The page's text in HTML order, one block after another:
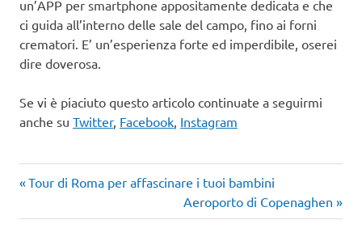
un’APP per smartphone appositamente dedicata e che
ci guida all’interno delle sale del campo, fino ai forni
crematori. E’ un’esperienza forte ed imperdibile, oserei
dire doverosa.
Se vi è piaciuto questo articolo continuate a seguirmi
anche su Twitter, Facebook, Instagram
Navigazione
articoli
Articolo
Tour di Roma per affascinare i tuoi bambini
Articolo
successivo:
Aeroporto di Copenaghen